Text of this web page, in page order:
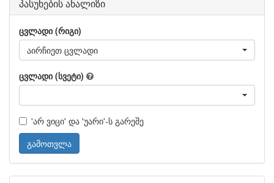
პასუხების ანალიზი
ცვლადი (რიგი)
აირჩიეთ ცვლადი
ცვლადი (სვეტი)
'არ ვიცი' და 'უარი'-ს გარეშე
გამოთვლა